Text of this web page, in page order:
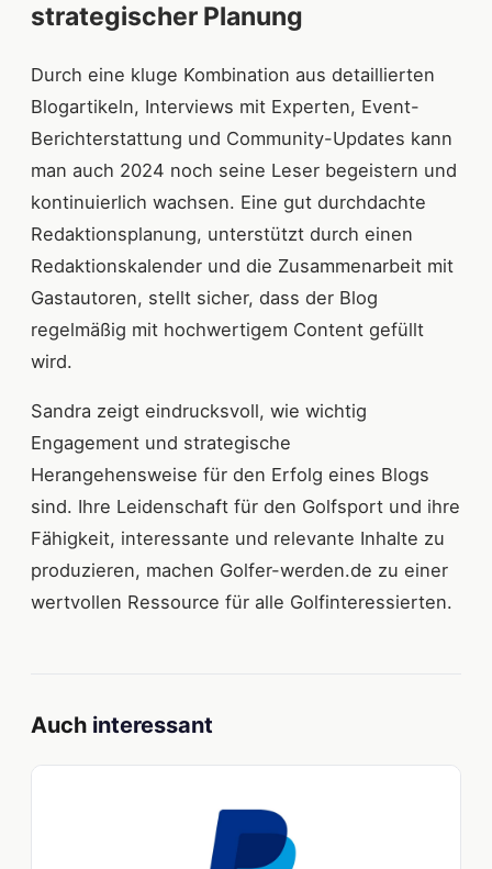
strategischer Planung
Durch eine kluge Kombination aus detaillierten
Blogartikeln, Interviews mit Experten, Event-
Berichterstattung und Community-Updates kann
man auch 2024 noch seine Leser begeistern und
kontinuierlich wachsen. Eine gut durchdachte
Redaktionsplanung, unterstützt durch einen
Redaktionskalender und die Zusammenarbeit mit
Gastautoren, stellt sicher, dass der Blog
regelmäßig mit hochwertigem Content gefüllt
wird.
Sandra zeigt eindrucksvoll, wie wichtig
Engagement und strategische
Herangehensweise für den Erfolg eines Blogs
sind. Ihre Leidenschaft für den Golfsport und ihre
Fähigkeit, interessante und relevante Inhalte zu
produzieren, machen Golfer-werden.de zu einer
wertvollen Ressource für alle Golfinteressierten.
Auch interessant